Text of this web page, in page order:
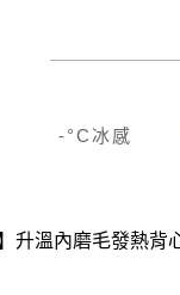
-°C冰感
升溫內磨毛發熱背